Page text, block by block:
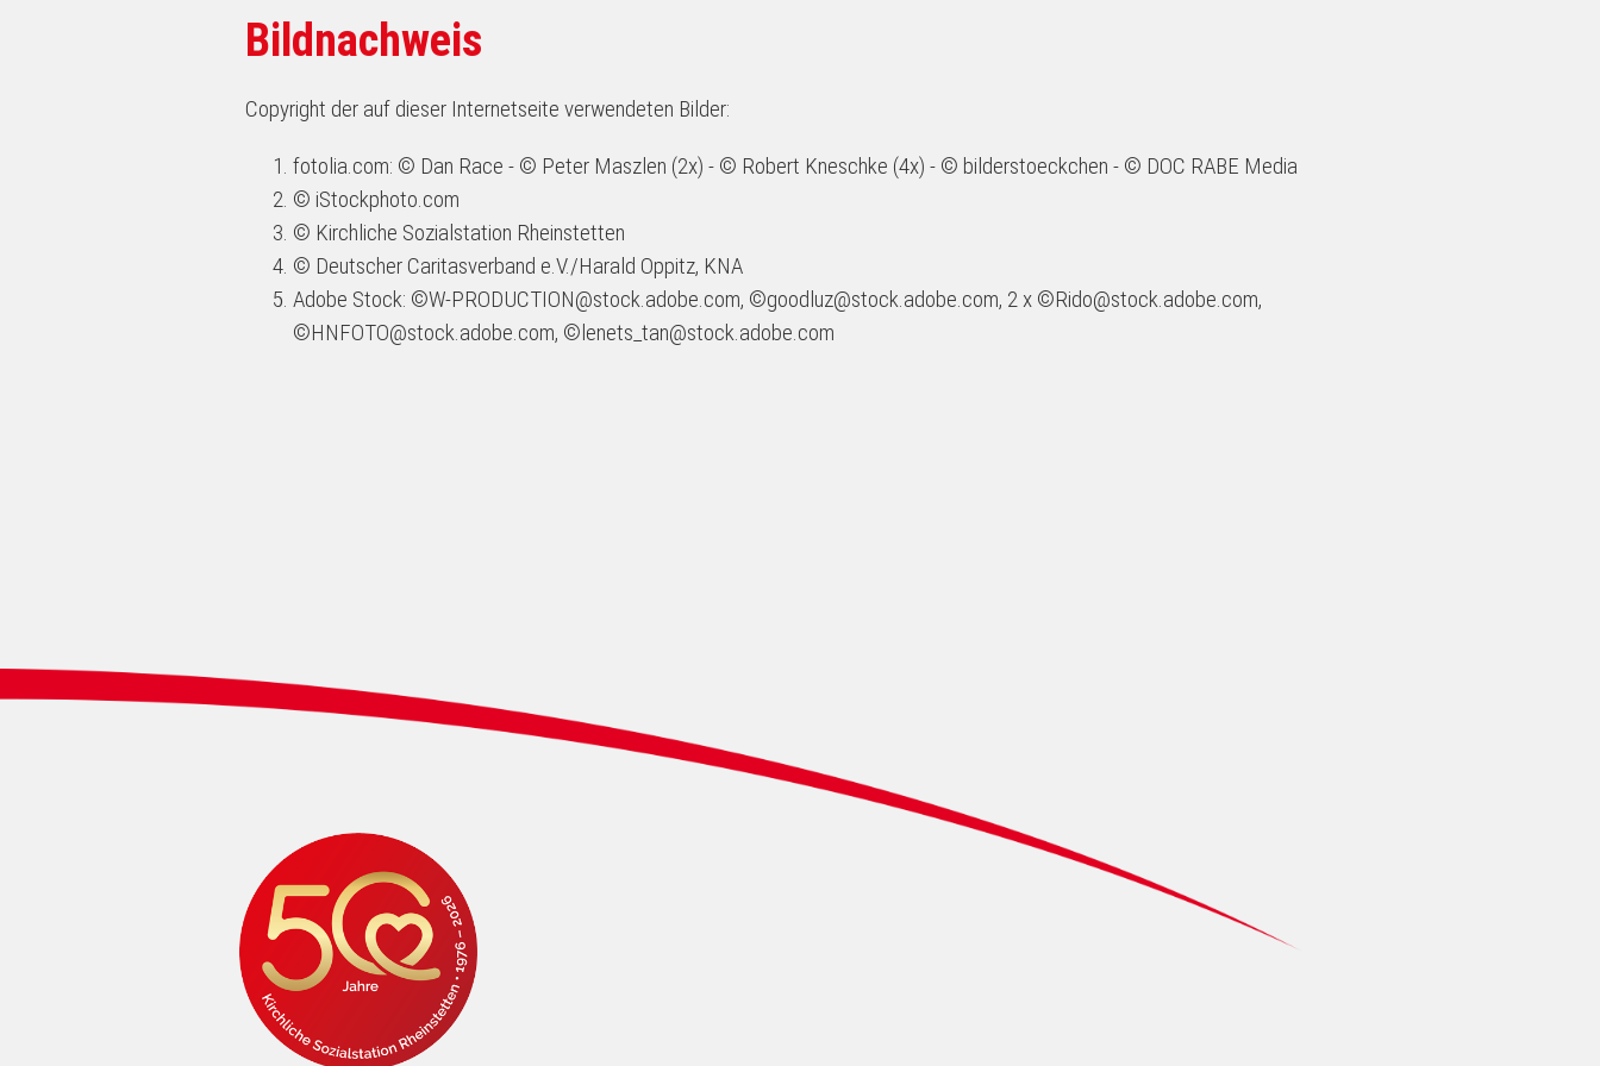
Bildnachweis
Copyright der auf dieser Internetseite verwendeten Bilder:
fotolia.com: © Dan Race - © Peter Maszlen (2x) - © Robert Kneschke (4x) - © bilderstoeckchen - © DOC RABE Media
© iStockphoto.com
© Kirchliche Sozialstation Rheinstetten
© Deutscher Caritasverband e.V./Harald Oppitz, KNA
Adobe Stock: ©W-PRODUCTION@stock.adobe.com, ©goodluz@stock.adobe.com, 2 x ©Rido@stock.adobe.com,
©HNFOTO@stock.adobe.com, ©lenets_tan@stock.adobe.com